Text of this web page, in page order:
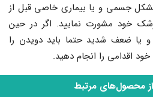
جسمی و یا بیماری خاصی قبل از
خود مشورت نمایید. اگر در حین
یا ضعف شدید حتما باید دویدن را
اقدامی را انجام دهید.
محصول‌های مرتبط